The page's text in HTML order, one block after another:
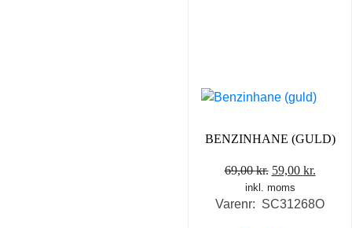
BENZINHANE (GULD)
69,00kr. Den
oprindelige
pris
59,00 kr.
pris
inkl. moms
Varenr: SC31268O